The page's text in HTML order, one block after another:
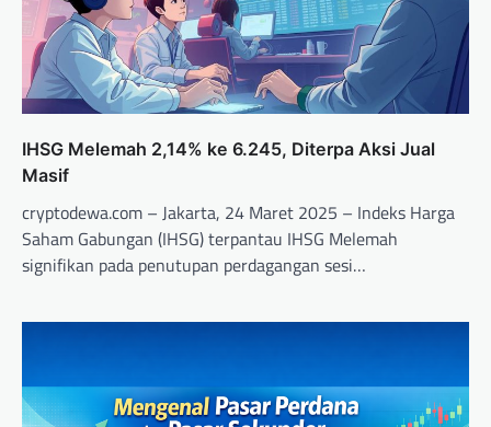
IHSG Melemah 2,14% ke 6.245, Diterpa Aksi Jual
Masif
cryptodewa.com – Jakarta, 24 Maret 2025 – Indeks Harga
Saham Gabungan (IHSG) terpantau IHSG Melemah
signifikan pada penutupan perdagangan sesi…